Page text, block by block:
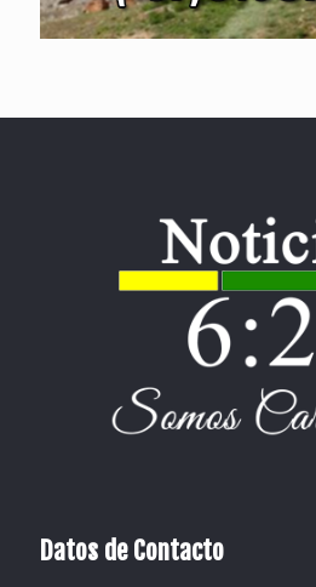
Datos de Contacto